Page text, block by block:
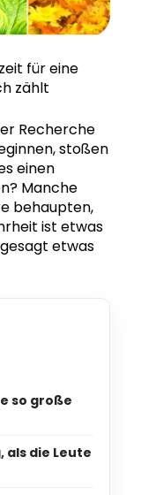
für eine
zählt
Recherche
stoßen
einen
Manche
behaupten,
ist etwas
etwas
so große
als die Leute